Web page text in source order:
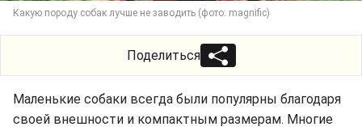
Какую породу собак лучше не заводить (фото: magnific)
Поделиться
Маленькие собаки всегда были популярны благодаря
своей внешности и компактным размерам. Многие